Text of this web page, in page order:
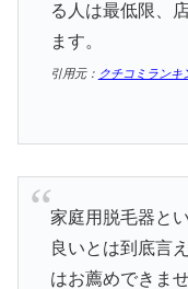
る人は最低限、
ます。
引用元： クチコミランキ
家庭用脱毛器と
良いとは到底言
はお薦めできま